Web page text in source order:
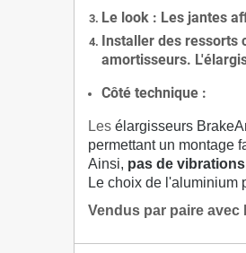
Le look : Les jantes
Installer des ressorts
amortisseurs.
Côté technique :
Les élargisseurs
permettant un montage
Ainsi, pas de vibrations
Le choix de l'aluminium
Vendus par paire